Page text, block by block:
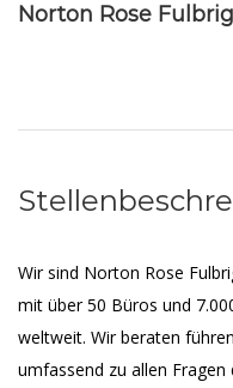
Norton Rose
Wir sind Norton Rose
mit über 50 Büros und
weltweit. Wir beraten
umfassend zu allen